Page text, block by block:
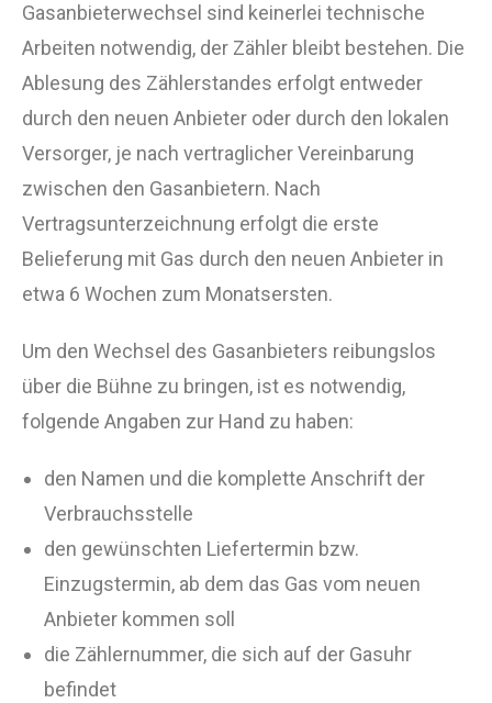
Gasanbieterwechsel sind keinerlei technische
Arbeiten notwendig, der Zähler bleibt bestehen. Die
Ablesung des Zählerstandes erfolgt entweder
durch den neuen Anbieter oder durch den lokalen
Versorger, je nach vertraglicher Vereinbarung
zwischen den Gasanbietern. Nach
Vertragsunterzeichnung erfolgt die erste
Belieferung mit Gas durch den neuen Anbieter in
etwa 6 Wochen zum Monatsersten.
Um den Wechsel des Gasanbieters reibungslos
über die Bühne zu bringen, ist es notwendig,
folgende Angaben zur Hand zu haben:
den Namen und die komplette Anschrift der
Verbrauchsstelle
den gewünschten Liefertermin bzw.
Einzugstermin, ab dem das Gas vom neuen
Anbieter kommen soll
die Zählernummer, die sich auf der Gasuhr
befindet